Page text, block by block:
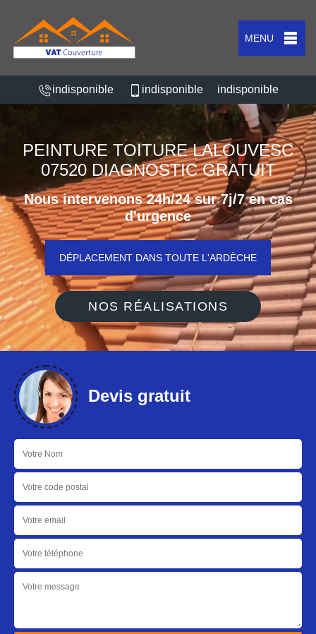
MENU
indisponible indisponible indisponible
PEINTURE TOITURE LALOUVESC
07520 DIAGNOSTIC GRATUIT
Nous intervenons 24h/24 sur 7j/7 en cas
d'urgence
DÉPLACEMENT DANS TOUTE L'ARDÈCHE
NOS RÉALISATIONS
Devis gratuit